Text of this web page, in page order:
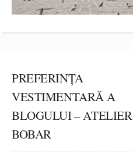
PREFERINȚA
VESTIMENTARĂ A
BLOGULUI – ATELIER
BOBAR